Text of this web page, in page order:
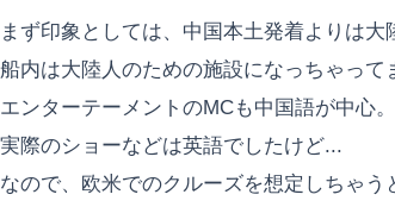
まず印象としては、中国本土発着よりは
船内は大陸人のための施設になっちゃって
エンターテーメントのMCも中国語が中心。
実際のショーなどは英語でしたけど...
なので、欧米でのクルーズを想定しちゃう